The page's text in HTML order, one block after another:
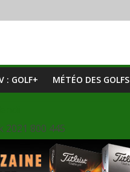
: GOLF+ MÉTÉO DES GOLFS